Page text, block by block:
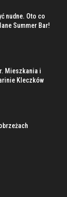
nudne. Oto co
Summer Bar!
Mieszkania i
Kleczków